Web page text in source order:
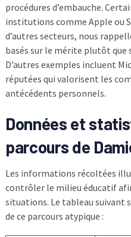
procédures d’embauche.
institutions comme Apple ou
d’autres secteurs, nous
basés sur le mérite plutôt que
D’autres exemples incluent
réputées qui valorisent les
antécédents personnels.
Données et
parcours de
Les informations récoltées
contrôler le milieu éducatif
situations. Le tableau suivant
de ce parcours atypique :